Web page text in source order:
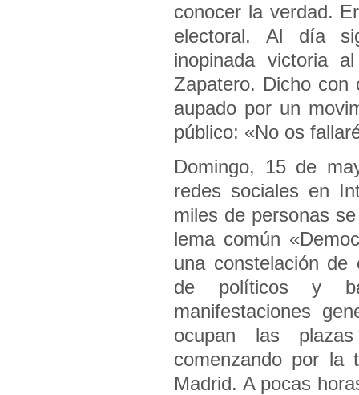
conocer la verdad.
electoral. Al día
inopinada victoria
Zapatero. Dicho con
aupado por un
público: «No os
Domingo, 15 de
redes sociales en
miles de personas
lema común
una constelación de
de políticos y
manifestaciones
ocupan las
comenzando por la
Madrid. A pocas